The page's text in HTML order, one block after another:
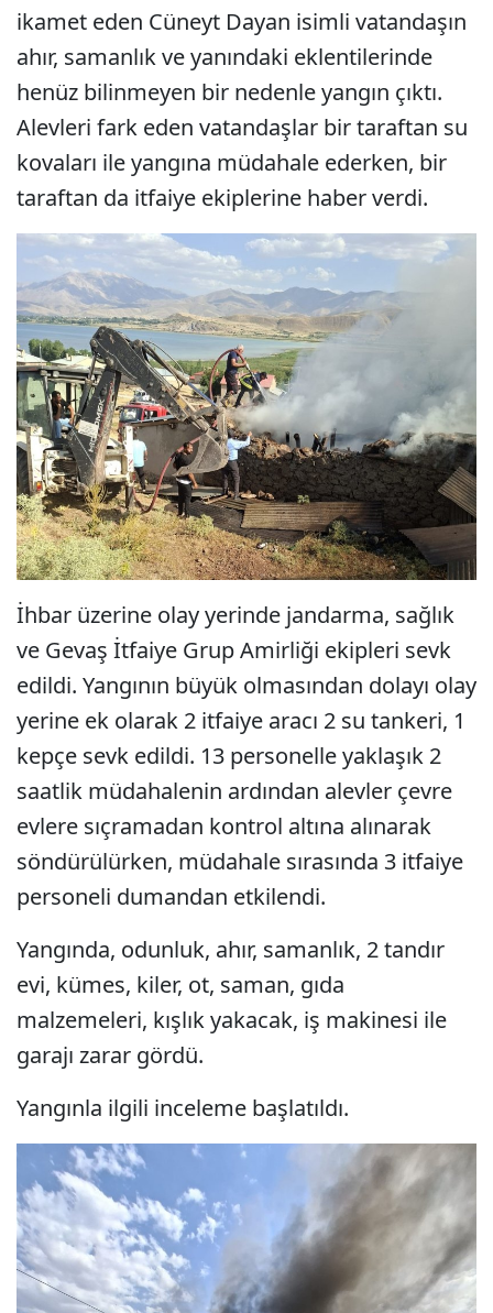
ikamet eden Cüneyt Dayan isimli vatandaşın
ahır, samanlık ve yanındaki eklentilerinde
henüz bilinmeyen bir nedenle yangın çıktı.
Alevleri fark eden vatandaşlar bir taraftan su
kovaları ile yangına müdahale ederken, bir
taraftan da itfaiye ekiplerine haber verdi.
İhbar üzerine olay yerinde jandarma, sağlık
ve Gevaş İtfaiye Grup Amirliği ekipleri sevk
edildi. Yangının büyük olmasından dolayı olay
yerine ek olarak 2 itfaiye aracı 2 su tankeri, 1
kepçe sevk edildi. 13 personelle yaklaşık 2
saatlik müdahalenin ardından alevler çevre
evlere sıçramadan kontrol altına alınarak
söndürülürken, müdahale sırasında 3 itfaiye
personeli dumandan etkilendi.
Yangında, odunluk, ahır, samanlık, 2 tandır
evi, kümes, kiler, ot, saman, gıda
malzemeleri, kışlık yakacak, iş makinesi ile
garajı zarar gördü.
Yangınla ilgili inceleme başlatıldı.